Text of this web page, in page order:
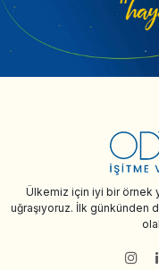
uğraşıyoruz. İlk günkünden